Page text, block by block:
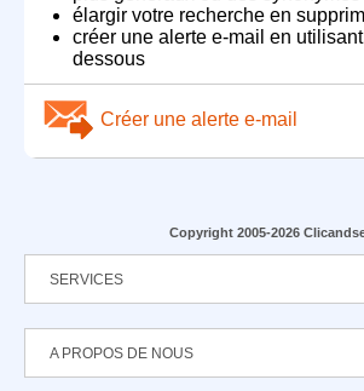
élargir votre recherche en
créer une alerte e-mail en
dessous
Créer une alerte e-mail
Copyright 2005-2026
SERVICES
A PROPOS DE NOUS